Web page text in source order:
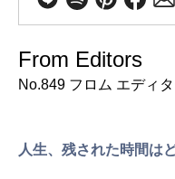
From Editors
No.849 フロム エディ
人生、残された時間は